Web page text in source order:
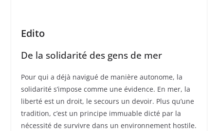
Edito
De la solidarité des gens de mer
Pour qui a déjà navigué de manière autonome, la
solidarité s’impose comme une évidence. En mer, la
liberté est un droit, le secours un devoir. Plus qu’une
tradition, c’est un principe immuable dicté par la
nécessité de survivre dans un environnement hostile.